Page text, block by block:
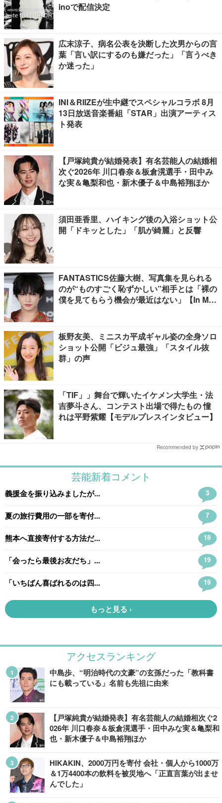
inoで配信決定
広末涼子、病名公表を決断した次男からの言
葉「言い訳にするのも嫌だった」「言うべき
か迷った」
INI＆RIIZEが生中継でスペシャルコラボ 8月
13日放送音楽番組「STAR」出演アーティス
ト発表
【戸塚純貴が結婚発表】有名芸能人の結婚相
次ぐ2026年 川口春奈＆板倉滉選手・田中み
な実＆亀梨和也・新木優子＆中島裕翔ほか
須田亜香里、ハイキング後の入浴ショット公
開「ドキッとした」「肌が綺麗」と反響
FANTASTICS佐藤大樹、写真集を見られる
のが“ものすごく恥ずかしい”相手とは「裸の
僕を見てもらう機会が最近はない」【In Moti
板野友美、ミニスカ平成ギャル姿の全身ソロ
ショット公開「ビジュ最強」「スタイル抜
群」の声
「TIF」」舞台で輝いたイケメン大学生・法
吉夢斗さん、コンテスト出場で得たもの 憧
れは平野紫耀【モデルプレスインタビュー】
Recommended by
アクセスランキング
中島歩、“明治時代の文豪”の玄孫だった「教科書
にも載っている」名前も先祖に由来
【戸塚純貴が結婚発表】有名芸能人の結婚相次ぐ2
026年 川口春奈＆板倉滉選手・田中みな実＆亀梨和
也・新木優子＆中島裕翔ほか
HIKAKIN、2000万円を寄付 会社・個人から1000万
＆1万4400本の飲料を被災地へ「正直言葉が出ませ
んでした」